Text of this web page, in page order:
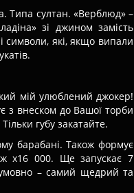
Типа султан. «Верблюд» –
зі джином замість
символи, які, якщо випали
мій улюблений джокер!
з внеском до Вашої торби
губу закатайте.
барабані. Також формує
х16 000. Ще запускає 7
– самий щедрий та